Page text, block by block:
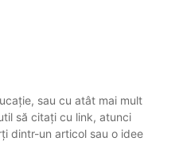
sau cu atât mai mult
să citați cu link, atunci
dintr-un articol sau o idee